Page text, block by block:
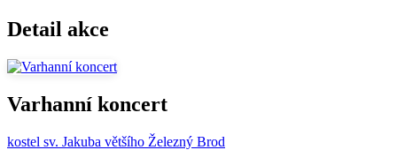
Detail akce
Varhanní koncert
kostel sv. Jakuba většího Železný Brod